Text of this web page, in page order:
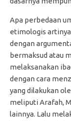
Apa perbedaan
etimologis
dengan
bermaksud atau
melaksanakan
dengan cara
yang dilakukan
meliputi Arafah,
lainnya. Lalu